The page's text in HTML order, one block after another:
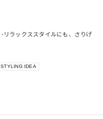
示しております。
リラックススタイルにも、さりげ
STYLING IDEA